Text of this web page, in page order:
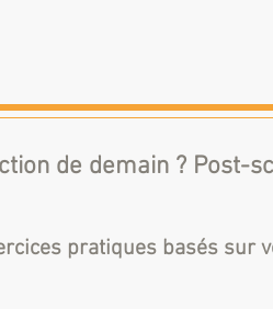
de demain ? Post-
pratiques basés sur